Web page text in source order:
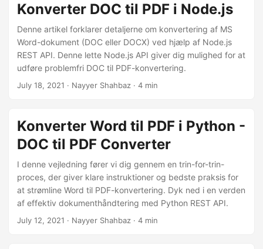
Konverter DOC til PDF i Node.js
Denne artikel forklarer detaljerne om konvertering af MS
Word-dokument (DOC eller DOCX) ved hjælp af Node.js
REST API. Denne lette Node.js API giver dig mulighed for at
udføre problemfri DOC til PDF-konvertering.
July 18, 2021 · Nayyer Shahbaz · 4 min
Konverter Word til PDF i Python -
DOC til PDF Converter
I denne vejledning fører vi dig gennem en trin-for-trin-
proces, der giver klare instruktioner og bedste praksis for
at strømline Word til PDF-konvertering. Dyk ned i en verden
af effektiv dokumenthåndtering med Python REST API.
July 12, 2021 · Nayyer Shahbaz · 4 min